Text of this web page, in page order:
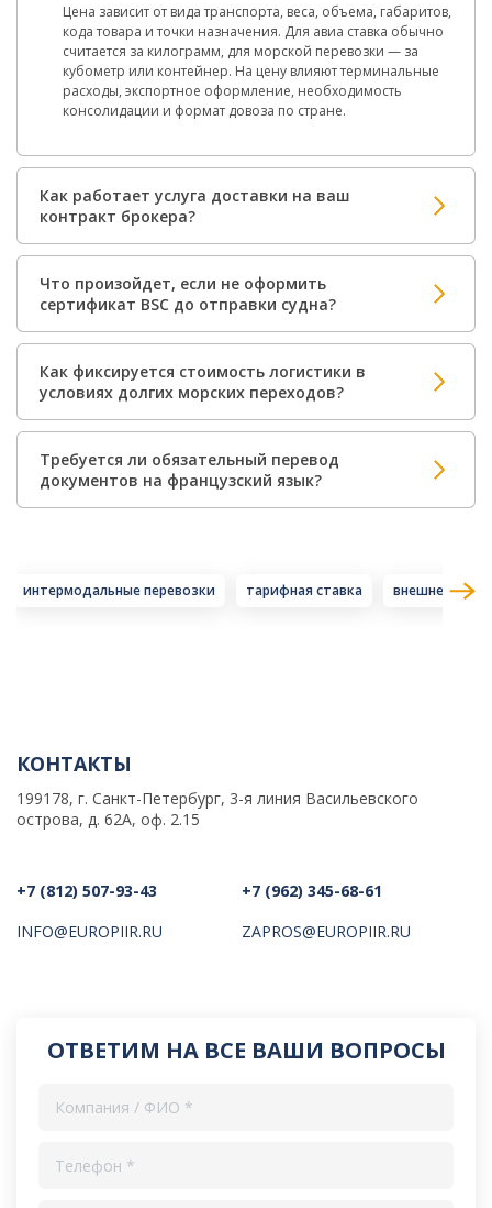
Цена зависит от вида транспорта, веса, объема, габаритов,
кода товара и точки назначения. Для авиа ставка обычно
считается за килограмм, для морской перевозки — за
кубометр или контейнер. На цену влияют терминальные
расходы, экспортное оформление, необходимость
консолидации и формат довоза по стране.
Как работает услуга доставки на ваш
контракт брокера?
Что произойдет, если не оформить
сертификат BSC до отправки судна?
Как фиксируется стоимость логистики в
условиях долгих морских переходов?
Требуется ли обязательный перевод
документов на французский язык?
интермодальные перевозки тарифная ставка
КОНТАКТЫ
199178, г. Санкт-Петербург, 3-я линия Васильевского
острова, д. 62А, оф. 2.15
+7 (812) 507-93-43
INFO@EUROPIIR.RU
+7 (962) 345-68-61
ZAPROS@EUROPIIR.RU
ОТВЕТИМ НА ВСЕ ВАШИ ВОПРОСЫ